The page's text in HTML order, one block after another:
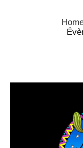
DATES
ACTUS